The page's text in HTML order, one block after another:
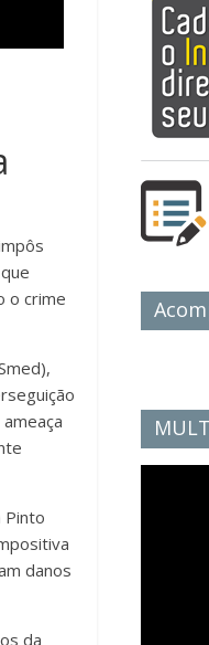
o crime
ameaça
Pinto
danos
da